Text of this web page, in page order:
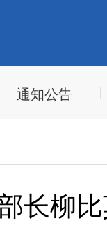
通知公告
长柳